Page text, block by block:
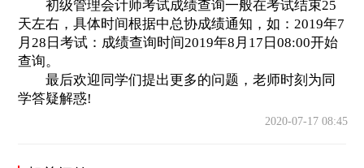
初级管理会计师考试成绩查询一般在考试结束25
天左右，具体时间根据中总协成绩通知，如：2019年7
月28日考试：成绩查询时间2019年8月17日08:00开始
查询。
最后欢迎同学们提出更多的问题，老师时刻为同
学答疑解惑!
2020-07-17 08:45